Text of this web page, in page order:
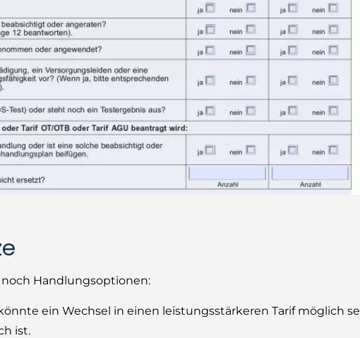
Handlungsoptionen:
ein Wechsel in einen leistungsstärkeren Tarif möglich
ist.